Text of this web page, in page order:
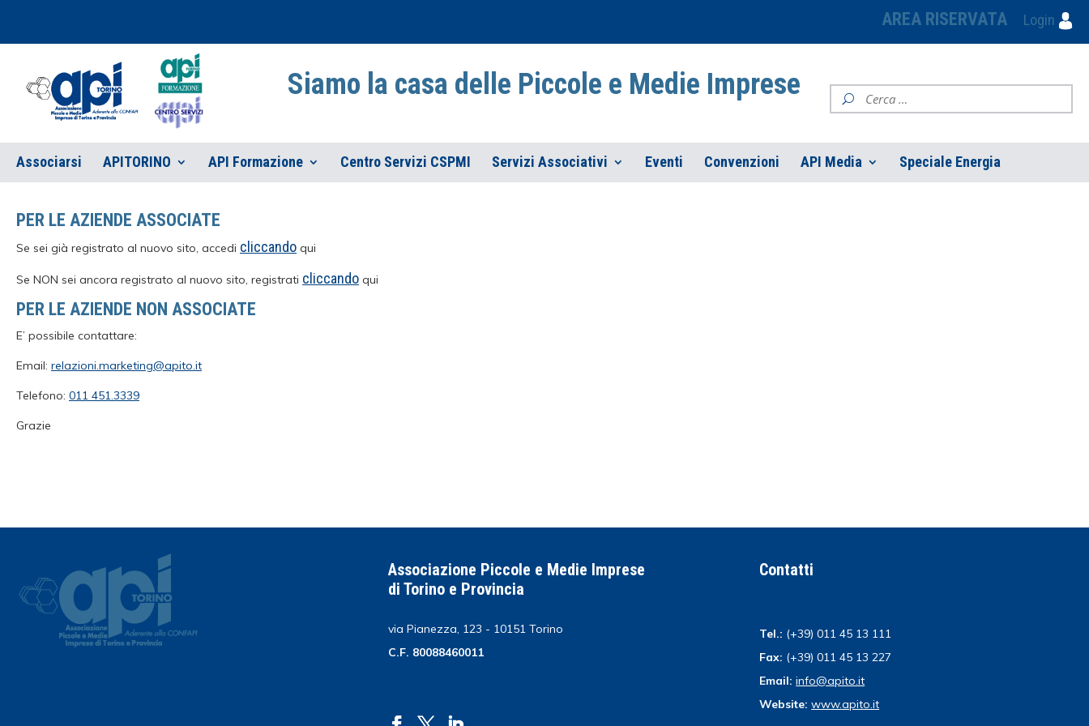
AREA RISERVATA Login
Siamo la casa delle Piccole e Medie Imprese
Associarsi APITORINO API Formazione Centro Servizi CSPMI Servizi Associativi Eventi Convenzioni API Media Speciale Energia
PER LE AZIENDE ASSOCIATE
Se sei già registrato al nuovo sito, accedi cliccando qui
Se NON sei ancora registrato al nuovo sito, registrati cliccando qui
PER LE AZIENDE NON ASSOCIATE
E’ possibile contattare:
Email: relazioni.marketing@apito.it
Telefono: 011 451.3339
Grazie
Associazione Piccole e Medie Imprese
di Torino e Provincia
via Pianezza, 123 - 10151 Torino
C.F. 80088460011
Contatti
Tel.: (+39) 011 45 13 111
Fax: (+39) 011 45 13 227
Email: info@apito.it
Website: www.apito.it